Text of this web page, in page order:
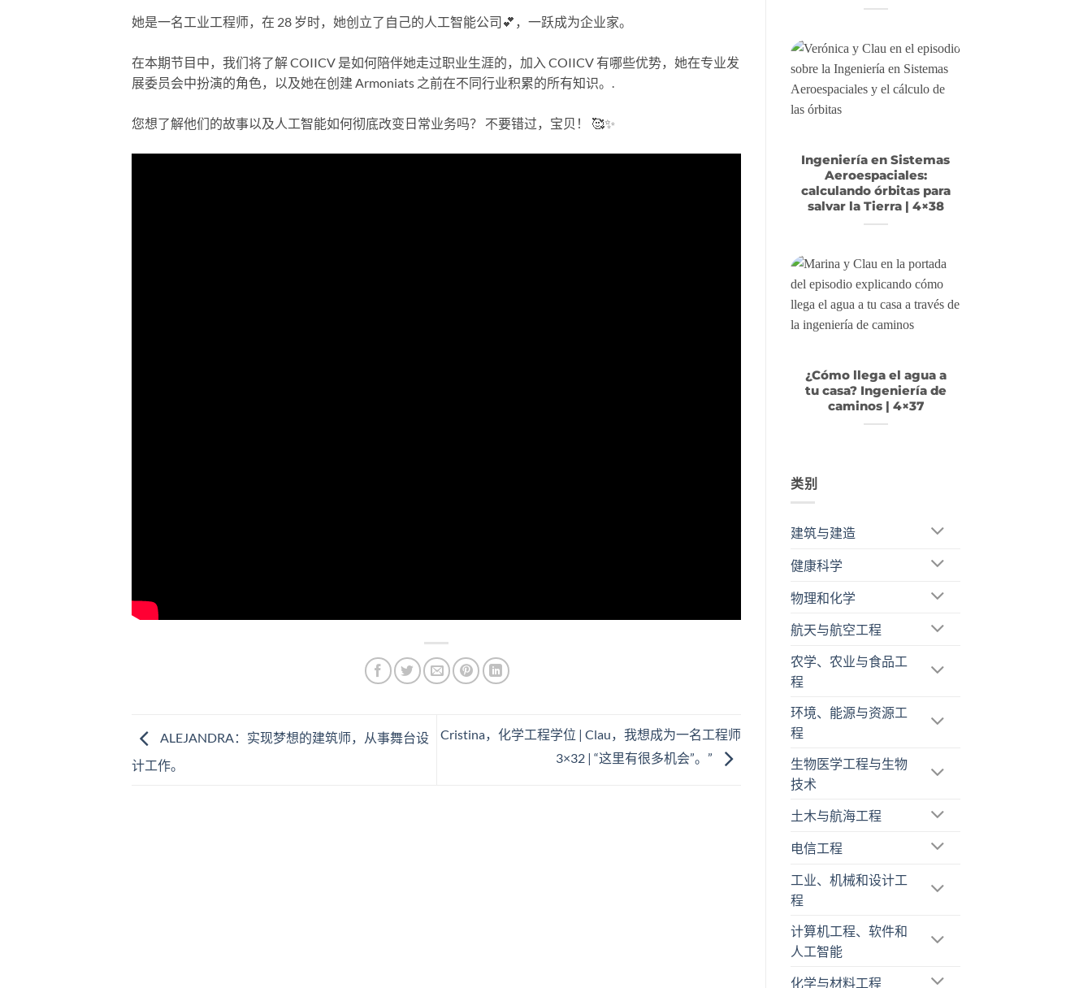
她是一名工业工程师，在 28 岁时，她创立了自己的人工智能公司💕，一跃成为企业家。
在本期节目中，我们将了解 COIICV 是如何陪伴她走过职业生涯的，加入 COIICV 有哪些优势，她在专业发
展委员会中扮演的角色，以及她在创建 Armoniats 之前在不同行业积累的所有知识。.
您想了解他们的故事以及人工智能如何彻底改变日常业务吗？ 不要错过，宝贝！ 🥰✨
ALEJANDRA：实现梦想的建筑师，从事舞台设
计工作。
Cristina，化学工程学位 | Clau，我想成为一名工程师
3×32 | “这里有很多机会”。”
Ingeniería en Sistemas
Aeroespaciales:
calculando órbitas para
salvar la Tierra | 4×38
¿Cómo llega el agua a
tu casa? Ingeniería de
caminos | 4×37
类别
建筑与建造
健康科学
物理和化学
航天与航空工程
农学、农业与食品工
程
环境、能源与资源工
程
生物医学工程与生物
技术
土木与航海工程
电信工程
工业、机械和设计工
程
计算机工程、软件和
人工智能
化学与材料工程